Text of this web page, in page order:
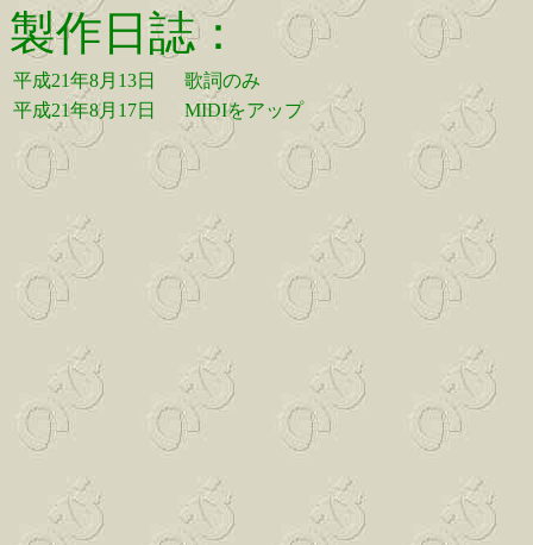
製作日誌：
平成21年8月13日
歌詞のみ
平成21年8月17日
MIDIをアップ